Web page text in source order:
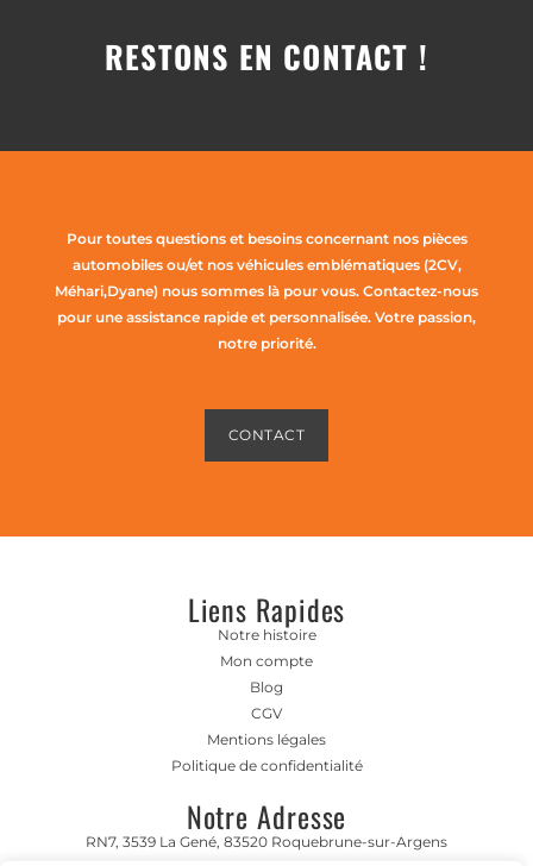
RESTONS EN CONTACT !
Pour toutes questions et besoins concernant nos pièces
automobiles ou/et nos véhicules emblématiques (2CV,
Méhari,Dyane) nous sommes là pour vous. Contactez-nous
pour une assistance rapide et personnalisée. Votre passion,
notre priorité.
CONTACT
Liens Rapides
Notre histoire
Mon compte
Blog
CGV
Mentions légales
Politique de confidentialité
Notre Adresse
RN7, 3539 La Gené, 83520 Roquebrune-sur-Argens